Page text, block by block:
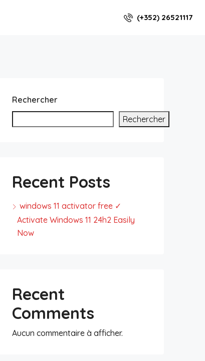
(+352) 26521117
Rechercher
Rechercher
Recent Posts
windows 11 activator free ✓
Activate Windows 11 24h2 Easily
Now
Recent
Comments
Aucun commentaire à afficher.